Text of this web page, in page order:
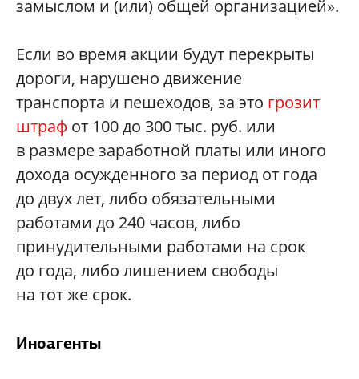
замыслом и (или) общей организацией».
Если во время акции будут перекрыты
дороги, нарушено движение
транспорта и пешеходов, за это грозит
штраф от 100 до 300 тыс. руб. или
в размере заработной платы или иного
дохода осужденного за период от года
до двух лет, либо обязательными
работами до 240 часов, либо
принудительными работами на срок
до года, либо лишением свободы
на тот же срок.
Иноагенты